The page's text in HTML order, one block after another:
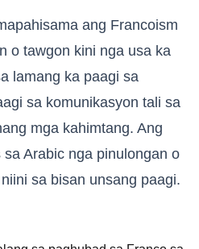
ang Francoism
o tawgon kini nga usa ka
lamang ka paagi sa
sa komunikasyon tali sa
mga kahimtang. Ang
Arabic nga pinulongan o
sa bisan unsang paagi.